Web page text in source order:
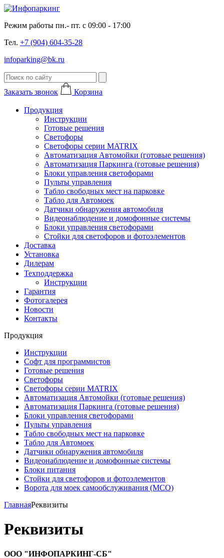
Режим работы пн.- пт. с 09:00 - 17:00
Тел. +7 (904) 604-35-28
infoparking@bk.ru
Заказать звонок Корзина
Продукция
Инструкции
Готовые решения
Светофоры
Светофоры серии MATRIX
Автоматизация Автомойки (готовые решения)
Автоматизация Паркинга (готовые решения)
Блоки управления светофорами
Пульты управления
Табло свободных мест на парковке
Табло для Автомоек
Датчики обнаружения автомобиля
Видеонаблюдение и домофонные системы
Блоки управления светофорами
Стойки для светофоров и фотоэлементов
Доставка
Установка
Дилерам
Техподдержка
Инструкции
Гарантия
Фотогалерея
Новости
Контакты
Продукция
Инструкции
Софт для программистов
Готовые решения
Светофоры
Светофоры серии MATRIX
Автоматизация Автомойки (готовые решения)
Автоматизация Паркинга (готовые решения)
Блоки управления светофорами
Пульты управления
Табло свободных мест на парковке
Табло для Автомоек
Датчики обнаружения автомобиля
Видеонаблюдение и домофонные системы
Блоки питания
Стойки для светофоров и фотоэлементов
Ворота для моек самообслуживания (МСО)
ГлавнаяРеквизиты
Реквизиты
ООО "ИНФОПАРКИНГ-СБ"